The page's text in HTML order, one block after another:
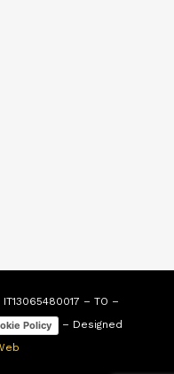
– TO –
Policy
– Designed